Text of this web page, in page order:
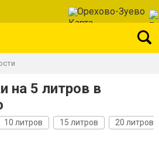
Орехово-Зуево
на 5 литров в
10 литров 15 литров 20 литров